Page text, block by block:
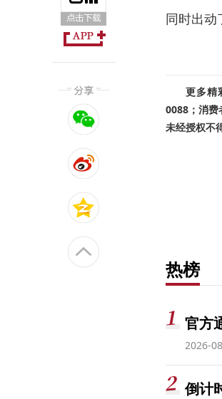
同时出动
更多精
0088；消费
未经授权不
热榜
官方
2026-
倒计